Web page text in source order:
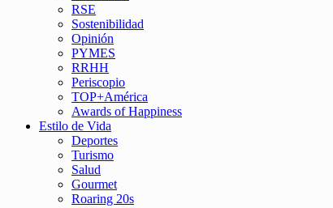
RSE
Sostenibilidad
Opinión
PYMES
RRHH
Periscopio
TOP+América
Awards of Happiness
Estilo de Vida
Deportes
Turismo
Salud
Gourmet
Roaring 20s